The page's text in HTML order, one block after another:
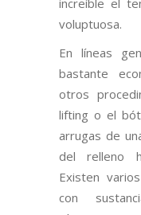
voluptuosa.
En líneas
bastante
otros
lifting o el
arrugas de
del relleno
Existen
con